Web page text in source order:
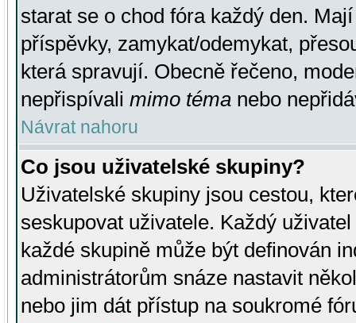
starat se o chod fóra každý den.
příspěvky, zamykat/odemykat,
která spravují. Obecně řečeno,
nepřispívali mimo téma nebo
Návrat nahoru
Co jsou uživatelské skupiny?
Uživatelské skupiny jsou cestou,
seskupovat uživatele. Každý
každé skupině může být definován
administrátorům snáze nastavit
nebo jim dát přístup na soukromé